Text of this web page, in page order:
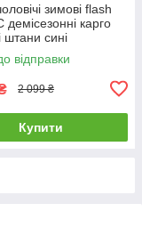
зимові flash
демісезонні карго
штани сині
відправки
2 099 ₴
Купити